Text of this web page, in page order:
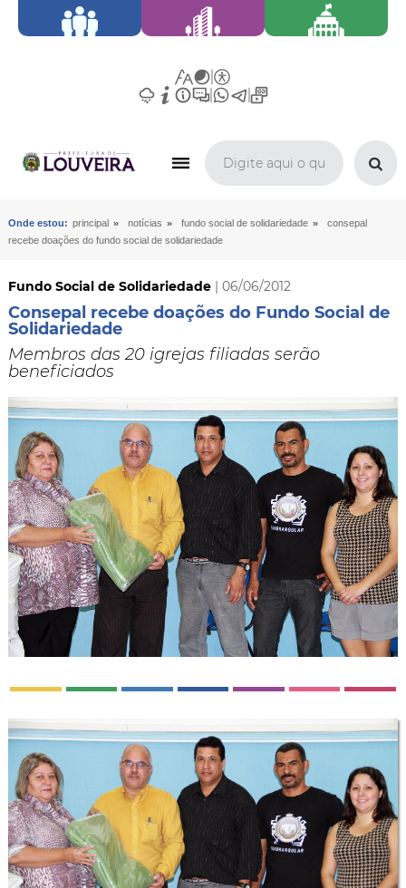
Onde estou: principal » notícias » fundo social de solidariedade »
consepal
recebe doações do fundo social de solidariedade
Fundo Social de Solidariedade| 06/06/2012
Consepal recebe doações do Fundo Social de
Solidariedade
Membros das 20 igrejas filiadas serão
beneficiados